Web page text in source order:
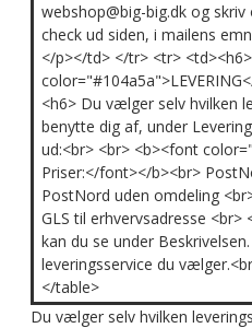
webshop@big-big.dk og
check ud siden, i mailens
</p></td> </tr> <tr>
<h6> Du vælger selv hvilken
benytte dig af, under
ud:<br> <br> <b><font
Priser:</font></b><br>
PostNord uden omdeling
GLS til erhvervsadresse <br>
kan du se under
leveringsservice du
</table>
Du vælger selv hvilken